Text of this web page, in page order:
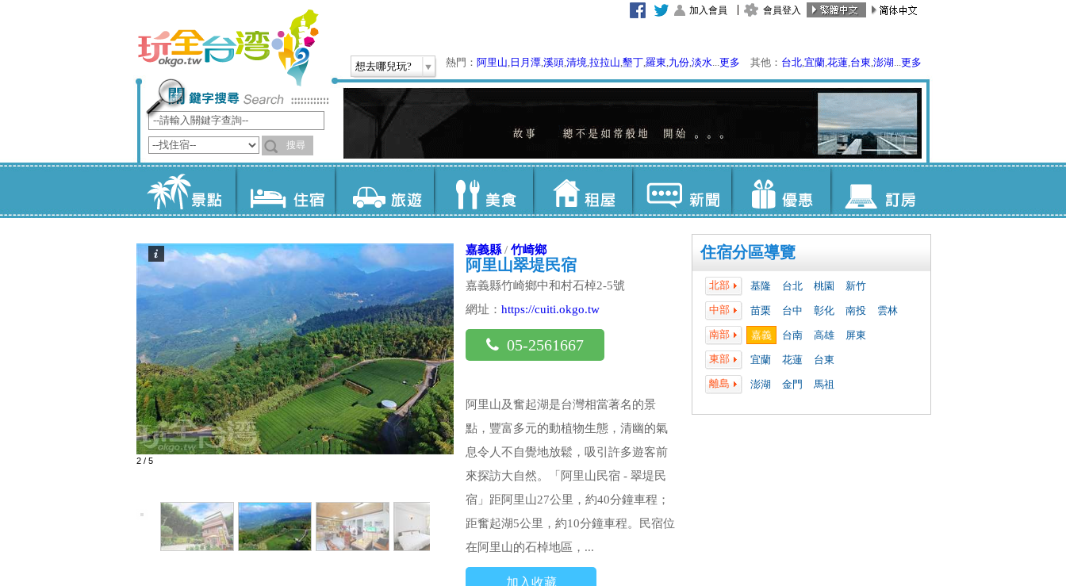
加入會員 會員登入
想去哪兒玩? 熱門： 阿里山, 日月潭,溪頭,清境,拉拉山,墾丁,羅東,九份,淡水...更多 其他： 台北,宜蘭,花蓮,台東,澎湖...更多
住宿分區導覽
北部 基隆 台北 桃園
新竹
中部
苗栗 台中 彰化 南投
雲林
南部
嘉義 台南 高雄
屏東
東部
宜蘭 花蓮
台東
離島
澎湖 金門 馬祖
2 / 5
嘉義縣/ 竹崎鄉
阿里山翠堤民宿
嘉義縣竹崎鄉中和村石棹2-5號
網址： https://cuiti.okgo.tw
05-2561667
阿里山及奮起湖是台灣相當著名的景
點，豐富多元的動植物生態，清幽的氣
息令人不自覺地放鬆，吸引許多遊客前
來探訪大自然。「阿里山民宿 - 翠堤民
宿」距阿里山27公里，約40分鐘車程；
距奮起湖5公里，約10分鐘車程。民宿位
在阿里山的石棹地區，...
加入收藏